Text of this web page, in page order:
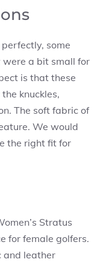
some
a bit small for
is that these
knuckles,
The soft fabric of
We would
the right fit for
Stratus
for female golfers.
and leather